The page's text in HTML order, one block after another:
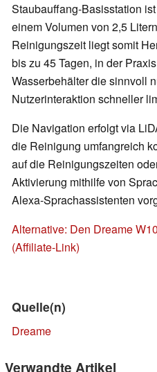
Staubauffang-Basisstation
einem Volumen von 2,5
Reinigungszeit liegt somit
bis zu 45 Tagen, in der
Wasserbehälter die sinnvoll
Nutzerinteraktion schneller
Die Navigation erfolgt via
die Reinigung umfangreich
auf die Reinigungszeiten
Aktivierung mithilfe von
Alexa-Sprachassistenten
Alternative: Den Dreame
(Affiliate-Link)
Quelle(n)
Dreame
Verwandte Artikel